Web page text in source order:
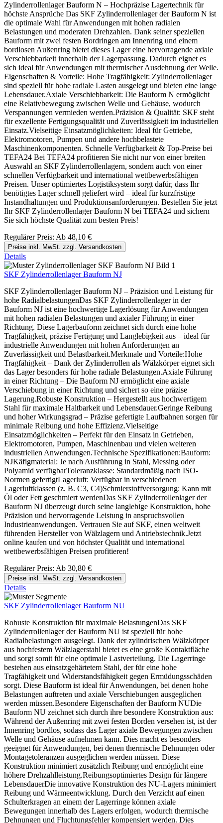
Zylinderrollenlager Bauform N – Hochpräzise Lagertechnik für
höchste Ansprüche Das SKF Zylinderrollenlager der Bauform N ist
die optimale Wahl für Anwendungen mit hohen radialen
Belastungen und moderaten Drehzahlen. Dank seiner speziellen
Bauform mit zwei festen Bordringen am Innenring und einem
bordlosen Außenring bietet dieses Lager eine hervorragende axiale
Verschiebbarkeit innerhalb der Lagerpassung. Dadurch eignet es
sich ideal für Anwendungen mit thermischer Ausdehnung der Welle.
Eigenschaften & Vorteile: Hohe Tragfähigkeit: Zylinderrollenlager
sind speziell für hohe radiale Lasten ausgelegt und bieten eine lange
Lebensdauer.Axiale Verschiebbarkeit: Die Bauform N ermöglicht
eine Relativbewegung zwischen Welle und Gehäuse, wodurch
Verspannungen vermieden werden.Präzision & Qualität: SKF steht
für exzellente Fertigungsqualität und Zuverlässigkeit im industriellen
Einsatz.Vielseitige Einsatzmöglichkeiten: Ideal für Getriebe,
Elektromotoren, Pumpen und andere hochbelastete
Maschinenkomponenten. Schnelle Verfügbarkeit & Top-Preise bei
TEFA24 Bei TEFA24 profitieren Sie nicht nur von einer breiten
Auswahl an SKF Zylinderrollenlagern, sondern auch von einer
schnellen Verfügbarkeit und international wettbewerbsfähigen
Preisen. Unser optimiertes Logistiksystem sorgt dafür, dass Ihr
benötigtes Lager schnell geliefert wird – ideal für kurzfristige
Instandhaltungen und Produktionsanforderungen. Bestellen Sie jetzt
Ihr SKF Zylinderrollenlager Bauform N bei TEFA24 und sichern
Sie sich höchste Qualität zum besten Preis!
Regulärer Preis: Ab 48,10 €
Preise inkl. MwSt. zzgl. Versandkosten
Details
SKF Zylinderrollenlager Bauform NJ
SKF Zylinderrollenlager Bauform NJ – Präzision und Leistung für
hohe RadialbelastungenDas SKF Zylinderrollenlager in der
Bauform NJ ist eine hochwertige Lagerlösung für Anwendungen
mit hohen radialen Belastungen und axialer Führung in einer
Richtung. Diese Lagerbauform zeichnet sich durch eine hohe
Tragfähigkeit, präzise Fertigung und Langlebigkeit aus – ideal für
industrielle Anwendungen mit hohen Anforderungen an
Zuverlässigkeit und Belastbarkeit.Merkmale und Vorteile:Hohe
Tragfähigkeit – Dank der Zylinderrollen als Wälzkörper eignet sich
das Lager besonders für hohe radiale Belastungen.Axiale Führung
in einer Richtung – Die Bauform NJ ermöglicht eine axiale
Verschiebung in einer Richtung und sichert so eine präzise
Lagerung.Robuste Konstruktion – Hergestellt aus hochwertigem
Stahl für maximale Haltbarkeit und Lebensdauer.Geringe Reibung
und hoher Wirkungsgrad – Präzise gefertigte Laufbahnen sorgen für
minimale Reibung und hohe Effizienz.Vielseitige
Einsatzmöglichkeiten – Perfekt für den Einsatz in Getrieben,
Elektromotoren, Pumpen, Maschinenbau und vielen weiteren
industriellen Anwendungen.Technische Spezifikationen:Bauform:
NJKäfigmaterial: Je nach Ausführung in Stahl, Messing oder
Polyamid verfügbarToleranzklasse: Standardmäßig nach ISO-
Normen gefertigtLagerluft: Verfügbar in verschiedenen
Lagerluftklassen (z. B. C3, C4)Schmierstoffversorgung: Kann mit
Öl oder Fett geschmiert werdenDas SKF Zylinderrollenlager der
Bauform NJ überzeugt durch seine langlebige Konstruktion, hohe
Präzision und hervorragende Leistung in anspruchsvollen
Industrieanwendungen. Vertrauen Sie auf SKF, einen weltweit
führenden Hersteller von Wälzlagern und Antriebstechnik.Jetzt
online kaufen und von höchster Qualität und international
wettbewerbsfähigen Preisen profitieren!
Regulärer Preis: Ab 30,80 €
Preise inkl. MwSt. zzgl. Versandkosten
Details
SKF Zylinderrollenlager Bauform NU
Robuste Konstruktion für maximale BelastungenDas SKF
Zylinderrollenlager der Bauform NU ist speziell für hohe
Radialbelastungen ausgelegt. Dank der zylindrischen Wälzkörper
aus hochfestem Wälzlagerstahl bietet es eine große Kontaktfläche
und sorgt somit für eine optimale Lastverteilung. Die Lagerringe
bestehen aus einsatzgehärtetem Stahl, der für eine hohe
Tragfähigkeit und Widerstandsfähigkeit gegen Ermüdungsschäden
sorgt. Diese Bauform ist ideal für Anwendungen, bei denen hohe
Belastungen auftreten und axiale Verschiebungen ausgeglichen
werden müssen.Besondere Eigenschaften der Bauform NUDie
Bauform NU zeichnet sich durch ihre besondere Konstruktion aus:
Während der Außenring mit zwei festen Borden versehen ist, ist der
Innenring bordlos, sodass das Lager axiale Bewegungen zwischen
Welle und Gehäuse aufnehmen kann. Dies macht es besonders
geeignet für Anwendungen, bei denen thermische Dehnungen oder
Montagetoleranzen ausgeglichen werden müssen. Diese
Konstruktion minimiert zusätzlich Reibung und ermöglicht eine
höhere Drehzahlleistung.Reibungsoptimiertes Design für längere
LebensdauerDie innovative Konstruktion des NU-Lagers minimiert
Reibung und Wärmeentwicklung. Durch den Verzicht auf einen
Schulterkragen an einem der Lagerringe können axiale
Bewegungen innerhalb des Lagers erfolgen, wodurch thermische
Dehnungen und Fluchtungsfehler kompensiert werden. Dies